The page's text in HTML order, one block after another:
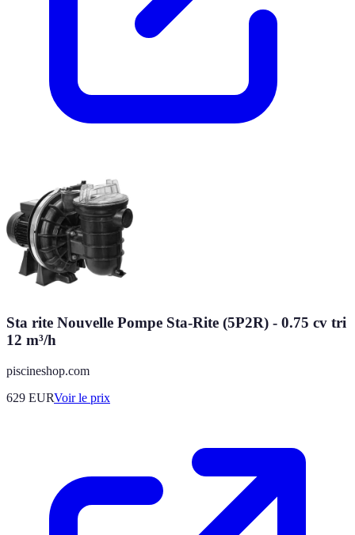
Sta rite Nouvelle Pompe Sta-Rite (5P2R) - 0.75 cv tri
12 m³/h
piscineshop.com
629 EURVoir le prix